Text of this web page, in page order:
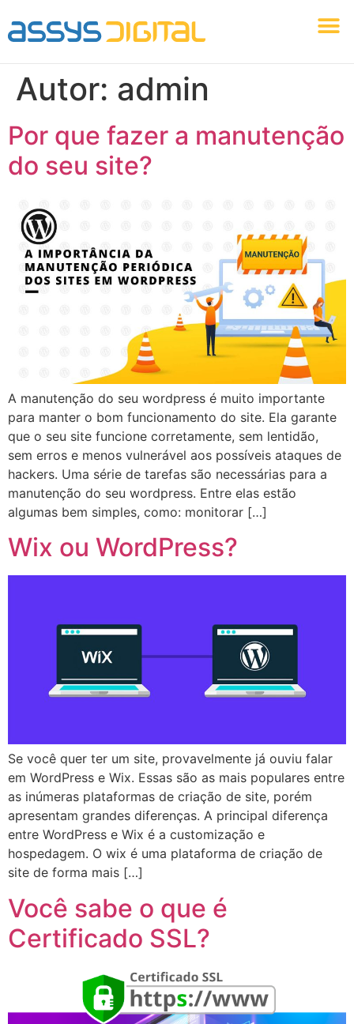
Autor: admin
Por que fazer a manutenção
do seu site?
A manutenção do seu wordpress é muito importante
para manter o bom funcionamento do site. Ela garante
que o seu site funcione corretamente, sem lentidão,
sem erros e menos vulnerável aos possíveis ataques de
hackers. Uma série de tarefas são necessárias para a
manutenção do seu wordpress. Entre elas estão
algumas bem simples, como: monitorar […]
Wix ou WordPress?
Se você quer ter um site, provavelmente já ouviu falar
em WordPress e Wix. Essas são as mais populares entre
as inúmeras plataformas de criação de site, porém
apresentam grandes diferenças. A principal diferença
entre WordPress e Wix é a customização e
hospedagem. O wix é uma plataforma de criação de
site de forma mais […]
Você sabe o que é
Certificado SSL?